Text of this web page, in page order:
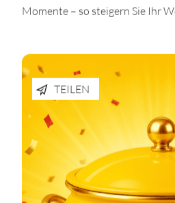
Momente – so steigern Sie Ihr
TEILEN